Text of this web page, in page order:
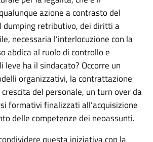
azione a contrasto del
dumping retributivo, dei diritti a
necessaria l’interlocuzione con la
abdica al ruolo di controllo e
leve ha il sindacato? Occorre un
organizzativi, la contrattazione
del personale, un turn over da
formativi finalizzati all’acquisizione
delle competenze dei neoassunti.